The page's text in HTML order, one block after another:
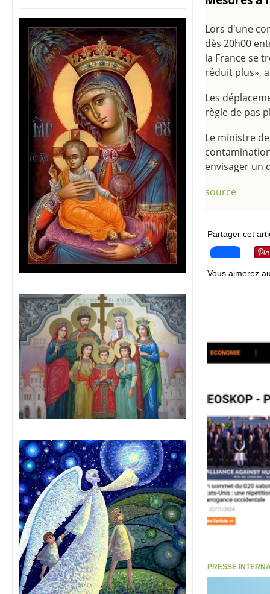
Lors d'une
dès 20h00
la France se
réduit plus»,
Les
règle de pas
Le ministre
envisager un
source
Partager cet
Vous aimerez
PRESSE